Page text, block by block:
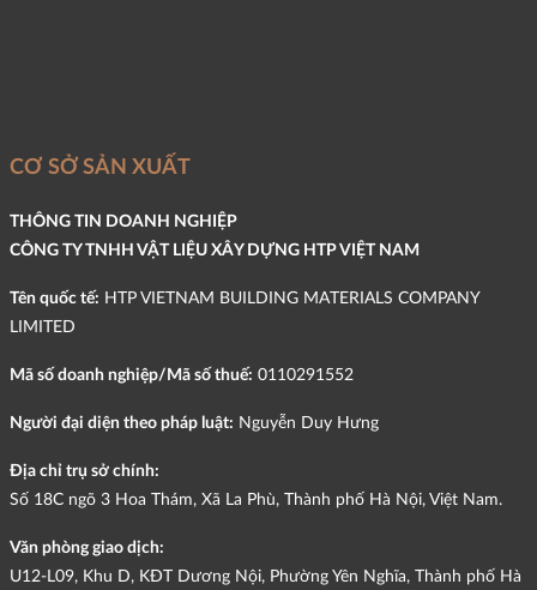
CƠ SỞ SẢN XUẤT
THÔNG TIN DOANH NGHIỆP
CÔNG TY TNHH VẬT LIỆU XÂY DỰNG HTP VIỆT NAM
Tên quốc tế: HTP VIETNAM BUILDING MATERIALS COMPANY
LIMITED
Mã số doanh nghiệp/Mã số thuế: 0110291552
Người đại diện theo pháp luật: Nguyễn Duy Hưng
Địa chỉ trụ sở chính:
Số 18C ngõ 3 Hoa Thám, Xã La Phù, Thành phố Hà Nội, Việt Nam.
Văn phòng giao dịch:
U12-L09, Khu D, KĐT Dương Nội, Phường Yên Nghĩa, Thành phố Hà